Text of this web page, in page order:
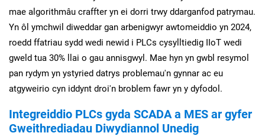
mae algorithmâu craffter yn ei dorri trwy ddarganfod patrymau.
Yn ôl ymchwil diweddar gan arbenigwyr awtomeiddio yn 2024,
roedd ffatriau sydd wedi newid i PLCs cysylltiedig IIoT wedi
gweld tua 30% llai o gau annisgwyl. Mae hyn yn gwbl resymol
pan rydym yn ystyried datrys problemau'n gynnar ac eu
atgyweirio cyn iddynt droi'n broblem fawr yn y dyfodol.
Integreiddio PLCs gyda SCADA a MES ar gyfer
Gweithrediadau Diwydiannol Unedig